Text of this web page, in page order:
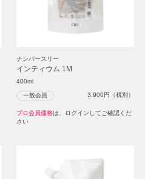
ナンバースリー
インティウム 1M
400ml
一般会員 3,900円（税別）
プロ会員価格は、ログインしてご確認くだ
さい